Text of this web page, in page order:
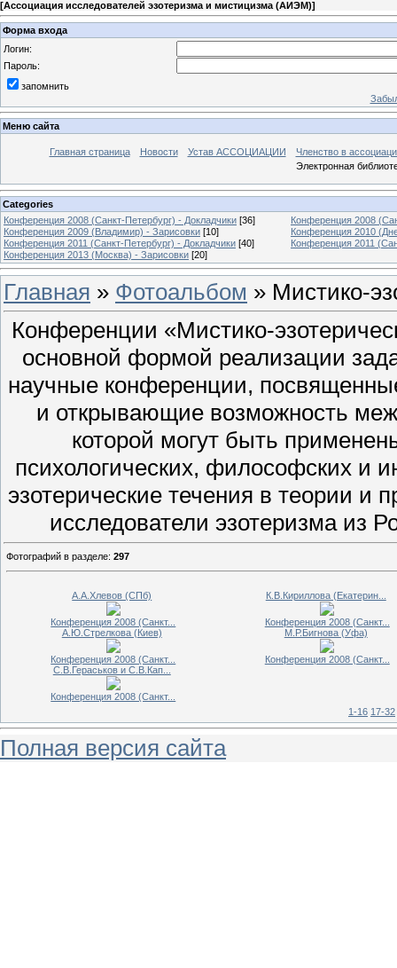
[Ассоциация исследователей эзотеризма и мистицизма (АИЭМ)]
Форма входа
Логин:
Пароль:
запомнить
Меню сайта
Главная страница Новости Устав АССОЦИАЦИИ
Членство в
Электронная
Categories
Конференция 2008 (Санкт-Петербург) - Докладчики [36]
Конференция 2008
Конференция 2009 (Владимир) - Зарисовки [10]
Конференция 2010
Конференция 2011 (Санкт-Петербург) - Докладчики [40]
Конференция 2011
Конференция 2013 (Москва) - Зарисовки [20]
Главная » Фотоальбом » Мистико-
Конференции «Мистико-
основной формой реализации
научные конференции,
и открывающие возможность
которой могут быть
психологических, философских и
эзотерические течения в теории
исследователи эзотеризма из
Фотографий в разделе: 297
А.А.Хлевов (СПб)
Конференция 2008 (Санкт...
К.В.Кириллова (Екатерин...
Конференция 2008 (Санкт...
А.Ю.Стрелкова (Киев)
Конференция 2008 (Санкт...
М.Р.Бигнова (Уфа)
Конференция 2008 (Санкт...
С.В.Гераськов и С.В.Кап...
Конференция 2008 (Санкт...
1-16 17-32
Полная версия сайта